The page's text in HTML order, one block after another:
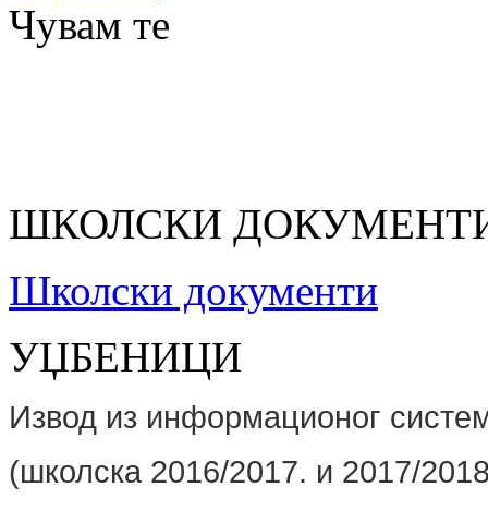
Чувам те
ШКОЛСКИ
Школски документи
УЏБЕНИЦИ
Извод из информационог
(школскa 2016/2017. и 2017/